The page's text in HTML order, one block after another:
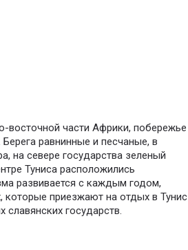
восточной части Африки, побережье
равнинные и песчаные, в
на севере государства зеленый
Туниса расположились
развивается с каждым годом,
которые приезжают на отдых в Тунис
государств.